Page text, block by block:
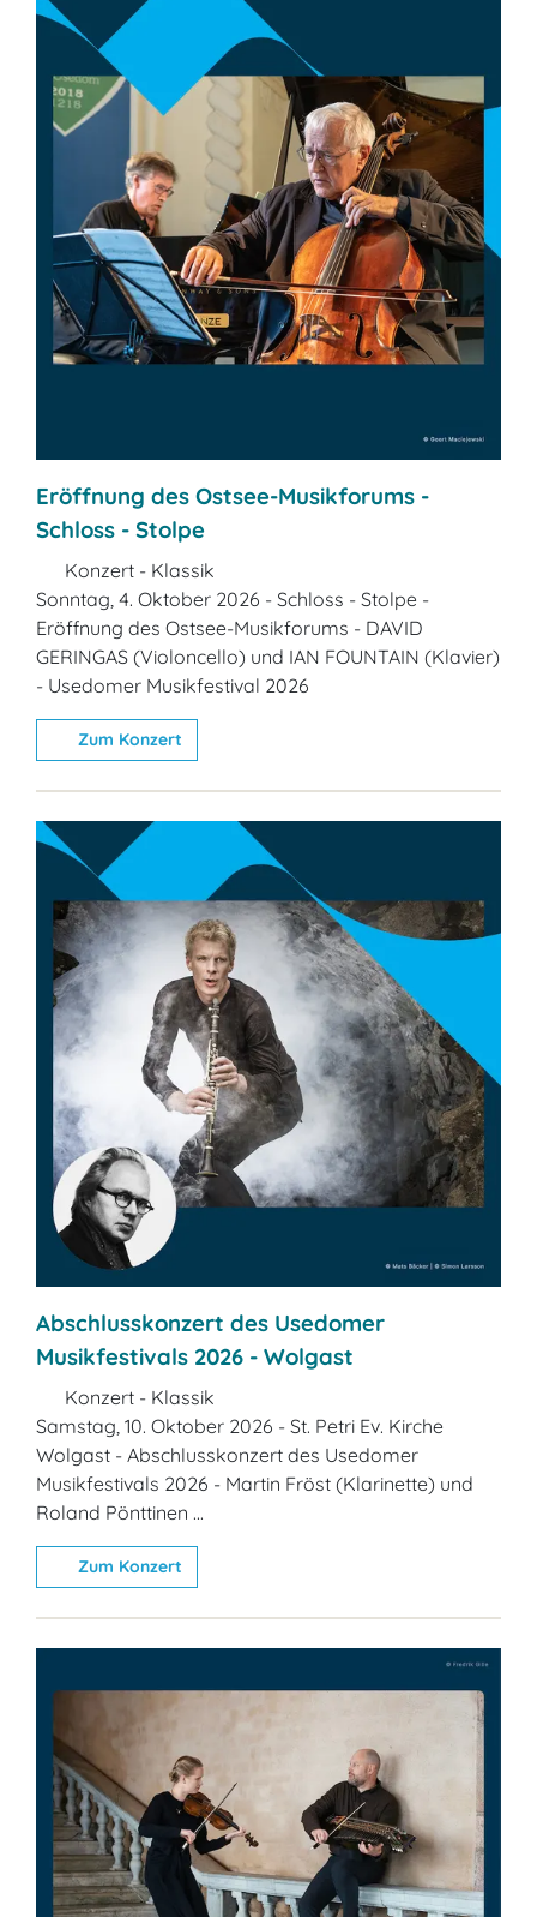
Eröffnung des Ostsee-Musikforums -
Schloss - Stolpe
Konzert - Klassik
Sonntag, 4. Oktober 2026 - Schloss - Stolpe -
Eröffnung des Ostsee-Musikforums - DAVID
GERINGAS (Violoncello) und IAN FOUNTAIN (Klavier)
- Usedomer Musikfestival 2026
Zum Konzert
Abschlusskonzert des Usedomer
Musikfestivals 2026 - Wolgast
Konzert - Klassik
Samstag, 10. Oktober 2026 - St. Petri Ev. Kirche
Wolgast - Abschlusskonzert des Usedomer
Musikfestivals 2026 - Martin Fröst (Klarinette) und
Roland Pönttinen ...
Zum Konzert